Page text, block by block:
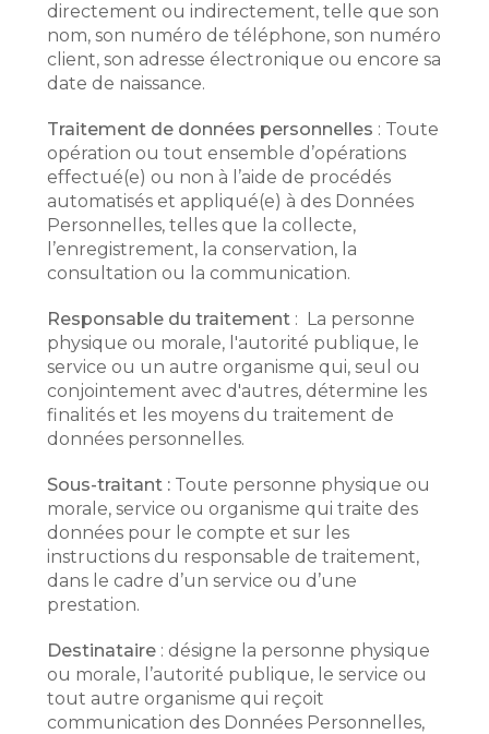
directement ou indirectement, telle que son
nom, son numéro de téléphone, son numéro
client, son adresse électronique ou encore sa
date de naissance.
Traitement de données personnelles : Toute
opération ou tout ensemble d’opérations
effectué(e) ou non à l’aide de procédés
automatisés et appliqué(e) à des Données
Personnelles, telles que la collecte,
l’enregistrement, la conservation, la
consultation ou la communication.
Responsable du traitement : La personne
physique ou morale, l'autorité publique, le
service ou un autre organisme qui, seul ou
conjointement avec d'autres, détermine les
finalités et les moyens du traitement de
données personnelles.
Sous-traitant : Toute personne physique ou
morale, service ou organisme qui traite des
données pour le compte et sur les
instructions du responsable de traitement,
dans le cadre d’un service ou d’une
prestation.
Destinataire : désigne la personne physique
ou morale, l’autorité publique, le service ou
tout autre organisme qui reçoit
communication des Données Personnelles,